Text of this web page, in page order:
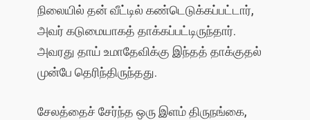
நிலையில் தன் வீட்டில் கண்டெடுக்கப்பட்டார்,
அவர் கடுமையாகத் தாக்கப்பட்டிருந்தார்.
அவரது தாய் உமாதேவிக்கு இந்தத் தாக்குதல்
முன்பே தெரிந்திருந்தது.
சேலத்தைச் சேர்ந்த ஒரு இளம் திருநங்கை,